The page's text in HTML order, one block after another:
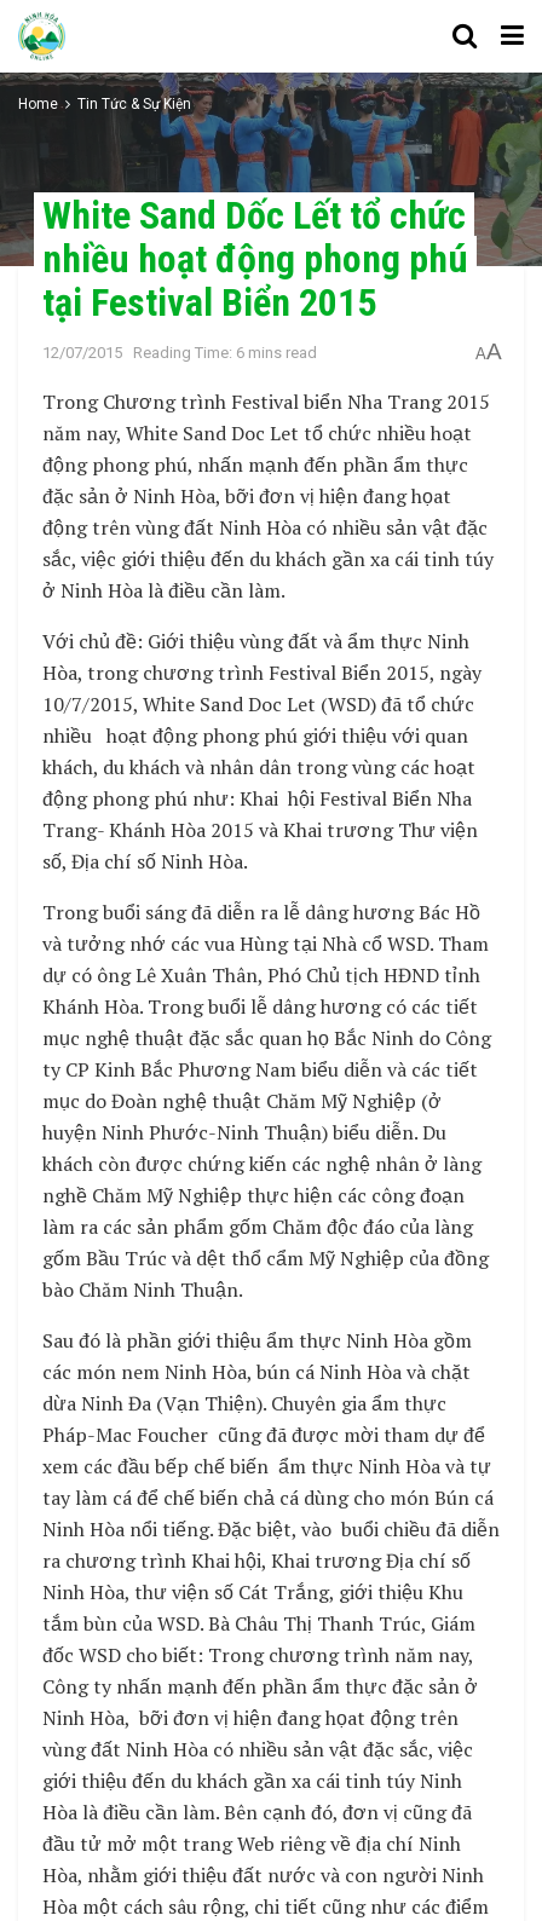
Home Tin Tức & Sự Kiện
White Sand Dốc Lết tổ chức
nhiều hoạt động phong phú
tại Festival Biển 2015
12/07/2015 Reading Time: 6 mins read AA
Trong Chương trình Festival biển Nha Trang 2015
năm nay, White Sand Doc Let tổ chức nhiều hoạt
động phong phú, nhấn mạnh đến phần ẩm thực
đặc sản ở Ninh Hòa, bỡi đơn vị hiện đang họat
động trên vùng đất Ninh Hòa có nhiều sản vật đặc
sắc, việc giới thiệu đến du khách gần xa cái tinh túy
ở Ninh Hòa là điều cần làm.
Với chủ đề: Giới thiệu vùng đất và ẩm thực Ninh
Hòa, trong chương trình Festival Biển 2015, ngày
10/7/2015, White Sand Doc Let (WSD) đã tổ chức
nhiều hoạt động phong phú giới thiệu với quan
khách, du khách và nhân dân trong vùng các hoạt
động phong phú như: Khai hội Festival Biển Nha
Trang- Khánh Hòa 2015 và Khai trương Thư viện
số, Địa chí số Ninh Hòa.
Trong buổi sáng đã diễn ra lễ dâng hương Bác Hồ
và tưởng nhớ các vua Hùng tại Nhà cổ WSD. Tham
dự có ông Lê Xuân Thân, Phó Chủ tịch HĐND tỉnh
Khánh Hòa. Trong buổi lễ dâng hương có các tiết
mục nghệ thuật đặc sắc quan họ Bắc Ninh do Công
ty CP Kinh Bắc Phương Nam biểu diễn và các tiết
mục do Đoàn nghệ thuật Chăm Mỹ Nghiệp (ở
huyện Ninh Phước-Ninh Thuận) biểu diễn. Du
khách còn được chứng kiến các nghệ nhân ở làng
nghề Chăm Mỹ Nghiệp thực hiện các công đoạn
làm ra các sản phẩm gốm Chăm độc đáo của làng
gốm Bầu Trúc và dệt thổ cẩm Mỹ Nghiệp của đồng
bào Chăm Ninh Thuận.
Sau đó là phần giới thiệu ẩm thực Ninh Hòa gồm
các món nem Ninh Hòa, bún cá Ninh Hòa và chặt
dừa Ninh Đa (Vạn Thiện). Chuyên gia ẩm thực
Pháp-Mac Foucher cũng đã được mời tham dự để
xem các đầu bếp chế biến ẩm thực Ninh Hòa và tự
tay làm cá để chế biến chả cá dùng cho món Bún cá
Ninh Hòa nổi tiếng. Đặc biệt, vào buổi chiều đã diễn
ra chương trình Khai hội, Khai trương Địa chí số
Ninh Hòa, thư viện số Cát Trắng, giới thiệu Khu
tắm bùn của WSD. Bà Châu Thị Thanh Trúc, Giám
đốc WSD cho biết: Trong chương trình năm nay,
Công ty nhấn mạnh đến phần ẩm thực đặc sản ở
Ninh Hòa, bỡi đơn vị hiện đang họat động trên
vùng đất Ninh Hòa có nhiều sản vật đặc sắc, việc
giới thiệu đến du khách gần xa cái tinh túy Ninh
Hòa là điều cần làm. Bên cạnh đó, đơn vị cũng đã
đầu tử mở một trang Web riêng về địa chí Ninh
Hòa, nhằm giới thiệu đất nước và con người Ninh
Hòa một cách sâu rộng, chi tiết cũng như các điểm